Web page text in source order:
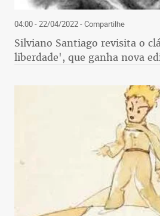
04:00 - 22/04/2022- Compartilhe
Silviano Santiago revisita o
liberdade', que ganha nova